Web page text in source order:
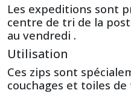
Les expeditions sont
centre de tri de la
au vendredi .
Utilisation
Ces zips sont
couchages et toiles